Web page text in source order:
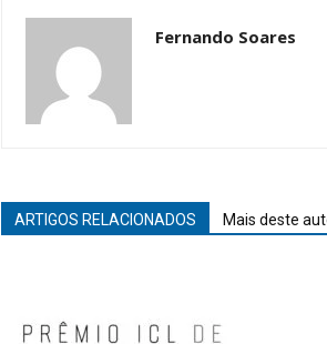
Fernando Soares
ARTIGOS RELACIONADOS Mais deste